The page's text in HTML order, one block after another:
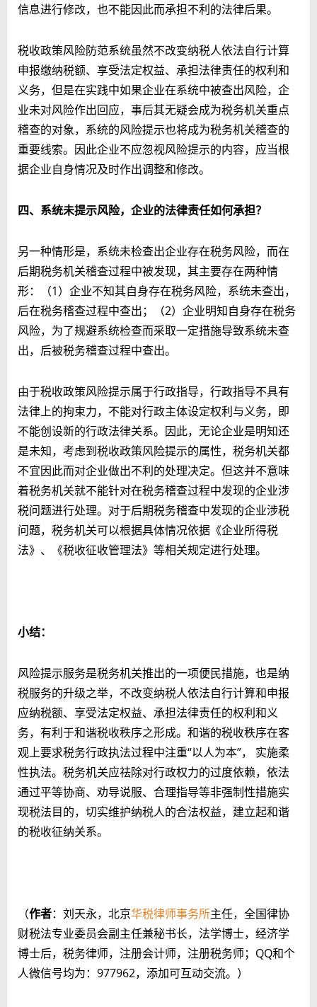
信息进行修改，也不能因此而承担不利的法律后果。
税收政策风险防范系统虽然不改变纳税人依法自行计算
申报缴纳税额、享受法定权益、承担法律责任的权利和
义务，但是在实践中如果企业在系统中被查出风险，企
业未对风险作出回应，事后其无疑会成为税务机关重点
稽查的对象，系统的风险提示也将成为税务机关稽查的
重要线索。因此企业不应忽视风险提示的内容，应当根
据企业自身情况及时作出调整和修改。
四、系统未提示风险，企业的法律责任如何承担？
另一种情形是，系统未检查出企业存在税务风险，而在
后期税务机关稽查过程中被发现，其主要存在两种情
形：（1）企业不知其自身存在税务风险，系统未查出，
后在税务稽查过程中查出；（2）企业明知自身存在税务
风险，为了规避系统检查而采取一定措施导致系统未查
出，后被税务稽查过程中查出。
由于税收政策风险提示属于行政指导，行政指导不具有
法律上的拘束力，不能对行政主体设定权利与义务，即
不能创设新的行政法律关系。因此，无论企业是明知还
是未知，考虑到税收政策风险提示的属性，税务机关都
不宜因此而对企业做出不利的处理决定。但这并不意味
着税务机关就不能针对在税务稽查过程中发现的企业涉
税问题进行处理。对于后期税务稽查中发现的企业涉税
问题，税务机关可以根据具体情况依据《企业所得税
法》、《税收征收管理法》等相关规定进行处理。
小结：
风险提示服务是税务机关推出的一项便民措施，也是纳
税服务的升级之举，不改变纳税人依法自行计算和申报
应纳税额、享受法定权益、承担法律责任的权利和义
务，有利于和谐税收秩序之形成。和谐的税收秩序在客
观上要求税务行政执法过程中注重“以人为本”， 实施柔
性执法。税务机关应祛除对行政权力的过度依赖，依法
通过平等协商、劝导说服、合理指导等非强制性措施实
现税法目的，切实维护纳税人的合法权益，建立起和谐
的税收征纳关系。
（作者：刘天永，北京华税律师事务所主任，全国律协
财税法专业委员会副主任兼秘书长，法学博士，经济学
博士后，税务律师，注册会计师，注册税务师；QQ和个
人微信号均为：977962，添加可互动交流。）